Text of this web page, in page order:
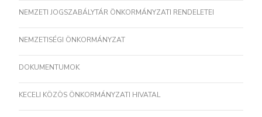
NEMZETI JOGSZABÁLYTÁR ÖNKORMÁNYZATI RENDELETEI
NEMZETISÉGI ÖNKORMÁNYZAT
DOKUMENTUMOK
KECELI KÖZÖS ÖNKORMÁNYZATI HIVATAL